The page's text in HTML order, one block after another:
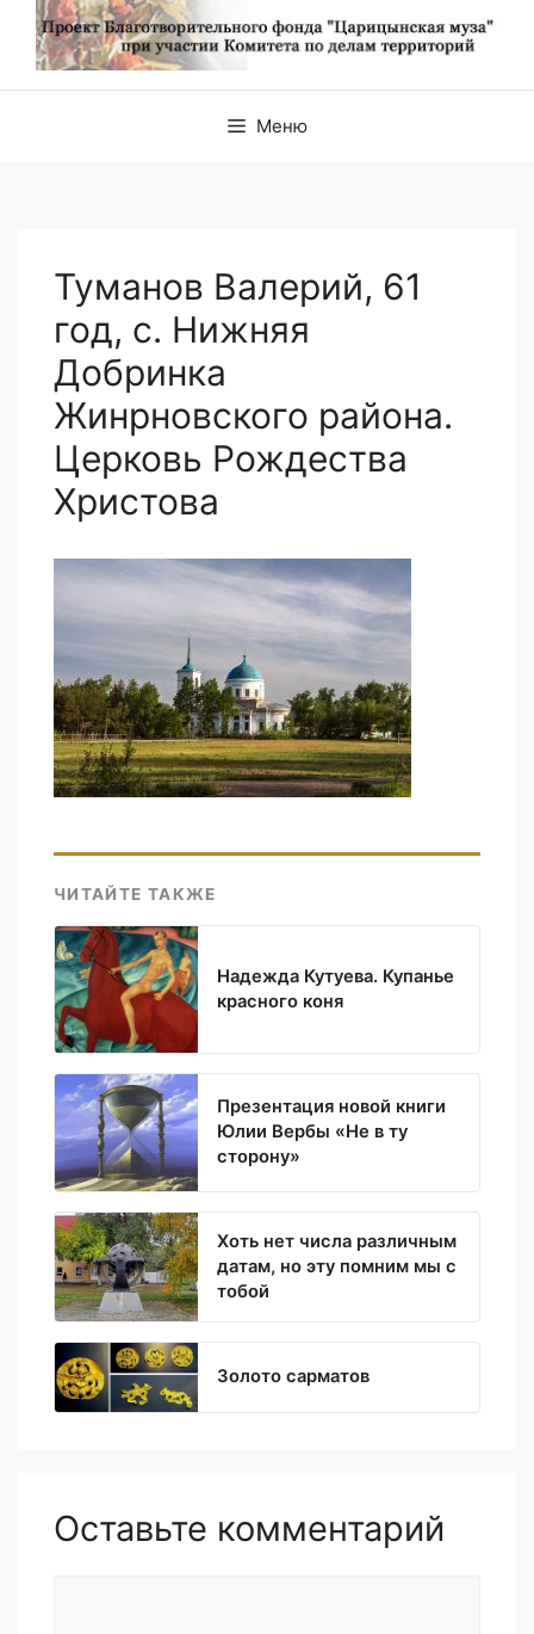
Меню
Туманов Валерий, 61
год, с. Нижняя
Добринка
Жинрновского района.
Церковь Рождества
Христова
ЧИТАЙТЕ ТАКЖЕ
Надежда Кутуева. Купанье
красного коня
Презентация новой книги
Юлии Вербы «Не в ту
сторону»
Хоть нет числа различным
датам, но эту помним мы с
тобой
Золото сарматов
Оставьте комментарий